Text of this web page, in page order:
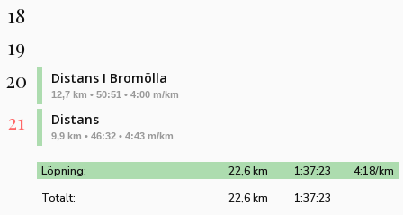
18
19
20
Distans I Bromölla
12,7 km • 50:51 • 4:00 m/km
21 Distans
9,9 km • 46:32 • 4:43 m/km
Löpning: 4:18/km
1:37:23
22,6 km
Totalt:
1:37:23
22,6 km